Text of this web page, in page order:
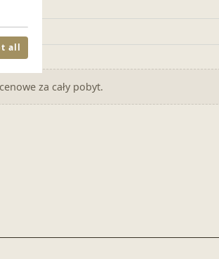
za cały pobyt.
all